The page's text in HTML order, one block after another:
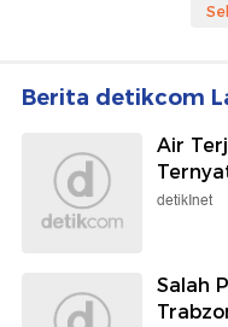
Berita detikcom
Air
detikInet
Salah